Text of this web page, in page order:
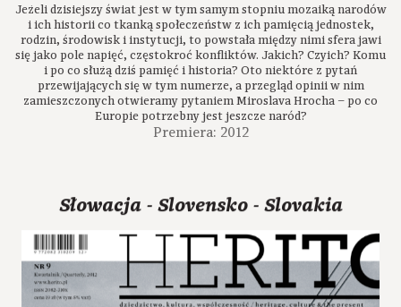
Jeżeli dzisiejszy świat jest w tym samym stopniu mozaiką narodów
i ich historii co tkanką społeczeństw z ich pamięcią jednostek,
rodzin, środowisk i instytucji, to powstała między nimi sfera jawi
się jako pole napięć, częstokroć konfliktów. Jakich? Czyich? Komu
i po co służą dziś pamięć i historia? Oto niektóre z pytań
przewijających się w tym numerze, a przegląd opinii w nim
zamieszczonych otwieramy pytaniem Miroslava Hrocha – po co
Europie potrzebny jest jeszcze naród?
Premiera: 2012
Słowacja - Slovensko - Slovakia